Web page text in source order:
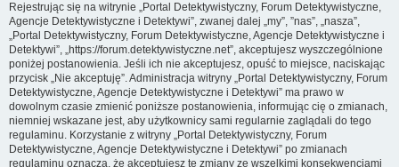
Rejestrując się na witrynie „Portal Detektywistyczny, Forum Detektywistyczne,
Agencje Detektywistyczne i Detektywi”, zwanej dalej „my”, ”nas”, „nasza”,
„Portal Detektywistyczny, Forum Detektywistyczne, Agencje Detektywistyczne i
Detektywi”, „https://forum.detektywistyczne.net”, akceptujesz wyszczególnione
poniżej postanowienia. Jeśli ich nie akceptujesz, opuść to miejsce, naciskając
przycisk „Nie akceptuję”. Administracja witryny „Portal Detektywistyczny, Forum
Detektywistyczne, Agencje Detektywistyczne i Detektywi” ma prawo w
dowolnym czasie zmienić poniższe postanowienia, informując cię o zmianach,
niemniej wskazane jest, aby użytkownicy sami regularnie zaglądali do tego
regulaminu. Korzystanie z witryny „Portal Detektywistyczny, Forum
Detektywistyczne, Agencje Detektywistyczne i Detektywi” po zmianach
regulaminu oznacza, że akceptujesz te zmiany ze wszelkimi konsekwencjami